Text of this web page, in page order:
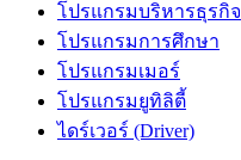
โปรแกรมบริหารธุรกิจ
โปรแกรมการศึกษา
โปรแกรมเมอร์
โปรแกรมยูทิลิตี้
ไดร์เวอร์ (Driver)